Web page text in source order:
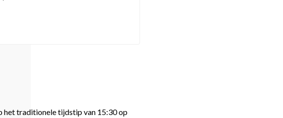
het traditionele tijdstip van 15:30 op